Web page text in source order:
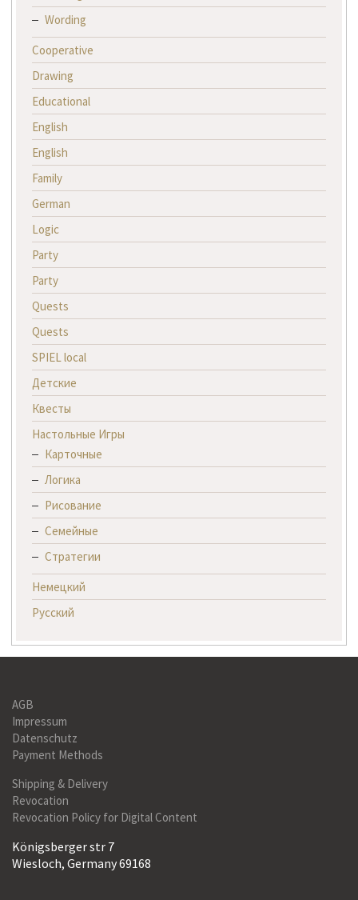
Wording
Cooperative
Drawing
Educational
English
English
Family
German
Logic
Party
Party
Quests
Quests
SPIEL local
Детские
Квесты
Настольные Игры
Карточные
Логика
Рисование
Семейные
Стратегии
Немецкий
Русский
AGB
Impressum
Datenschutz
Payment Methods
Shipping & Delivery
Revocation
Revocation Policy for Digital Content
Königsberger str 7
Wiesloch, Germany 69168